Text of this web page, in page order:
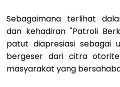
Sebagaimana terlihat
dan kehadiran "Patroli
patut diapresiasi sebagai
bergeser dari citra
masyarakat yang